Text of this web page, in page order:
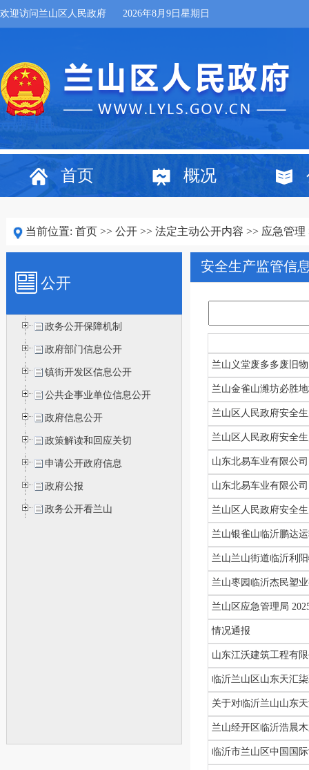
欢迎访问兰山区人民政府 2026年8月9日星期日
首页 概况
当前位置: 首页>> 公开>> 法定主动公开内容 >> 应急管理
公开
政务公开保障机制
政府部门信息公开
镇街开发区信息公开
公共企事业单位信息公开
政府信息公开
政策解读和回应关切
申请公开政府信息
政府公报
政务公开看兰山
安全生产监管信
兰山义堂废多多废旧
兰山金雀山潍坊必胜
兰山区人民政府安全
兰山区人民政府安全
山东北易车业有限公
山东北易车业有限公
兰山区人民政府安全
兰山银雀山临沂鹏达
兰山兰山街道临沂利
兰山枣园临沂杰民塑
兰山区应急管理局
情况通报
山东江沃建筑工程有
临沂兰山区山东天汇
关于对临沂兰山山东
兰山经开区临沂浩晨
临沂市兰山区中国国